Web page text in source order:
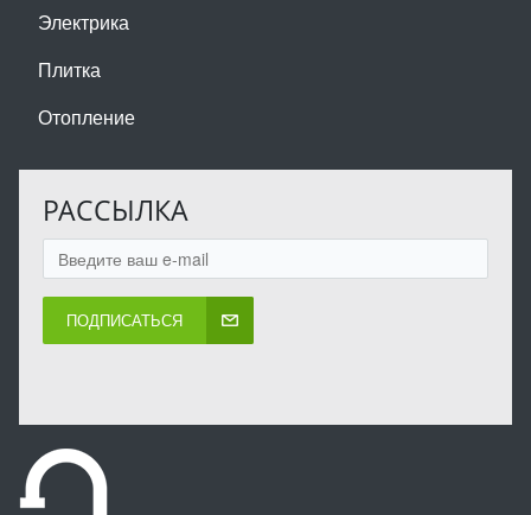
Электрика
Плитка
Отопление
РАССЫЛКА
ПОДПИСАТЬСЯ